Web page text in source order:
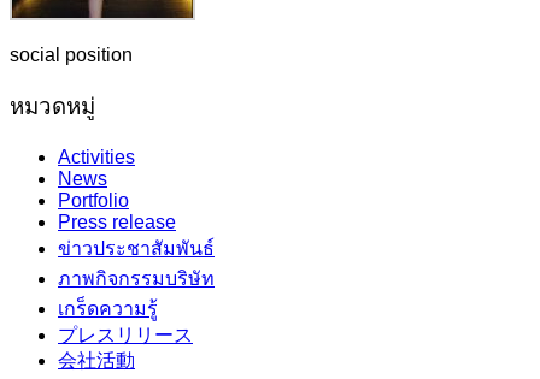
social position
หมวดหมู่
Activities
News
Portfolio
Press release
ข่าวประชาสัมพันธ์
ภาพกิจกรรมบริษัท
เกร็ดความรู้
プレスリリース
会社活動